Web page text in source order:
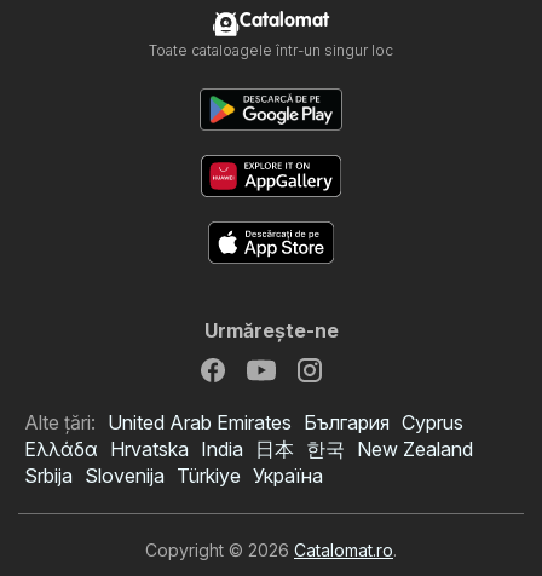
Catalomat
Toate cataloagele într-un singur loc
Urmăreşte-ne
Alte țări: United Arab Emirates България Cyprus
Ελλάδα Hrvatska India 日本 한국 New Zealand
Srbija Slovenija Türkiye Україна
Copyright © 2026 Catalomat.ro.